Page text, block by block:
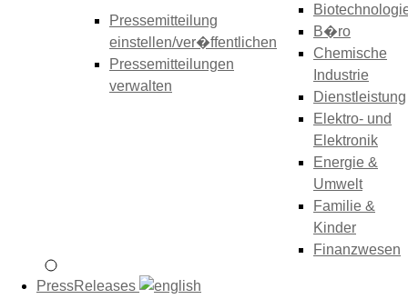
Pressemitteilung
einstellen/ver�ffentlichen
Pressemitteilungen
verwalten
B�ro
Chemische
Industrie
Dienstleistung
Elektro- und
Elektronik
Energie &
Umwelt
Familie &
Kinder
Finanzwesen
PressReleases